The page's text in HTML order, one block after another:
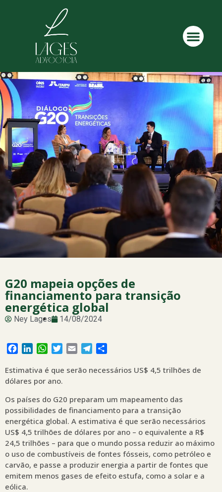
G20 mapeia opções de
financiamento para transição
energética global
Ney Lages 14/08/2024
Facebook
LinkedInWhatsApp
Twitter
Email Telegram
Estimativa é que serão necessários US$ 4,5 trilhões de
dólares por ano.
Os países do G20 preparam um mapeamento das
possibilidades de financiamento para a transição
energética global. A estimativa é que serão necessários
US$ 4,5 trilhões de dólares por ano – o equivalente a R$
24,5 trilhões – para que o mundo possa reduzir ao máximo
o uso de combustíveis de fontes fósseis, como petróleo e
carvão, e passe a produzir energia a partir de fontes que
emitem menos gases de efeito estufa, como a solar e a
eólica.